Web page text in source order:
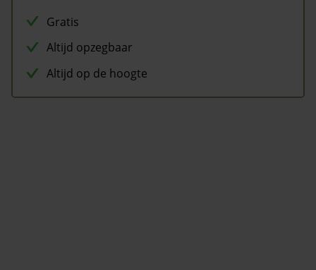
Gratis
Altijd opzegbaar
Altijd op de hoogte